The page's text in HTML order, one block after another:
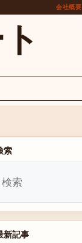
会社概要
索
新記事